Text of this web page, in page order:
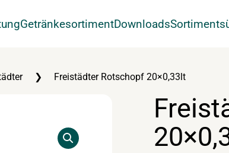
GetränkesortimentDownloads
Freistädter Rotschopf 20×0,33lt